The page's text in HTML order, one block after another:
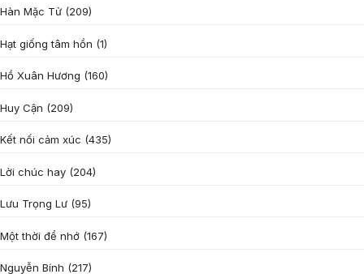
Hàn Mặc Tử (209)
Hạt giống tâm hồn (1)
Hồ Xuân Hương (160)
Huy Cận (209)
Kết nối cảm xúc (435)
Lời chúc hay (204)
Lưu Trọng Lư (95)
Một thời để nhớ (167)
Nguyễn Bính (217)